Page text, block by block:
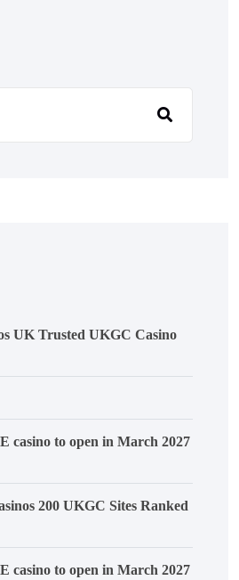
UK Trusted UKGC Casino
casino to open in March 2027
200 UKGC Sites Ranked
casino to open in March 2027